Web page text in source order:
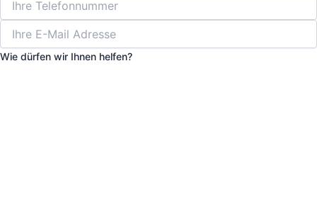
Wie dürfen wir Ihnen helfen?